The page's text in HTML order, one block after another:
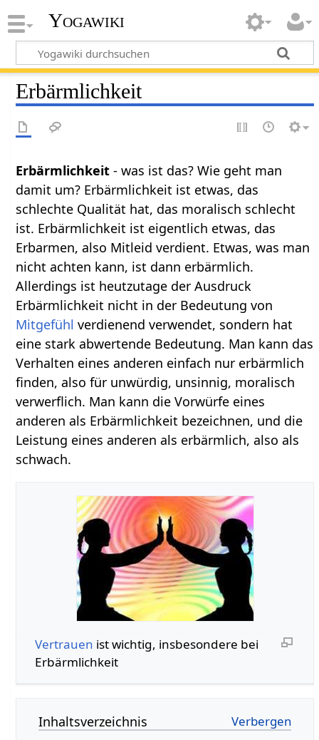
Yogawiki
Erbärmlichkeit
Erbärmlichkeit - was ist das? Wie geht man
damit um? Erbärmlichkeit ist etwas, das
schlechte Qualität hat, das moralisch schlecht
ist. Erbärmlichkeit ist eigentlich etwas, das
Erbarmen, also Mitleid verdient. Etwas, was man
nicht achten kann, ist dann erbärmlich.
Allerdings ist heutzutage der Ausdruck
Erbärmlichkeit nicht in der Bedeutung von
Mitgefühl verdienend verwendet, sondern hat
eine stark abwertende Bedeutung. Man kann das
Verhalten eines anderen einfach nur erbärmlich
finden, also für unwürdig, unsinnig, moralisch
verwerflich. Man kann die Vorwürfe eines
anderen als Erbärmlichkeit bezeichnen, und die
Leistung eines anderen als erbärmlich, also als
schwach.
Vertrauen ist wichtig, insbesondere bei
Erbärmlichkeit
Inhaltsverzeichnis